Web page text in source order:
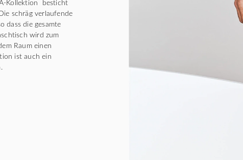
Kollektion besticht
schräg verlaufende
dass die gesamte
wird zum
Raum einen
ist auch ein